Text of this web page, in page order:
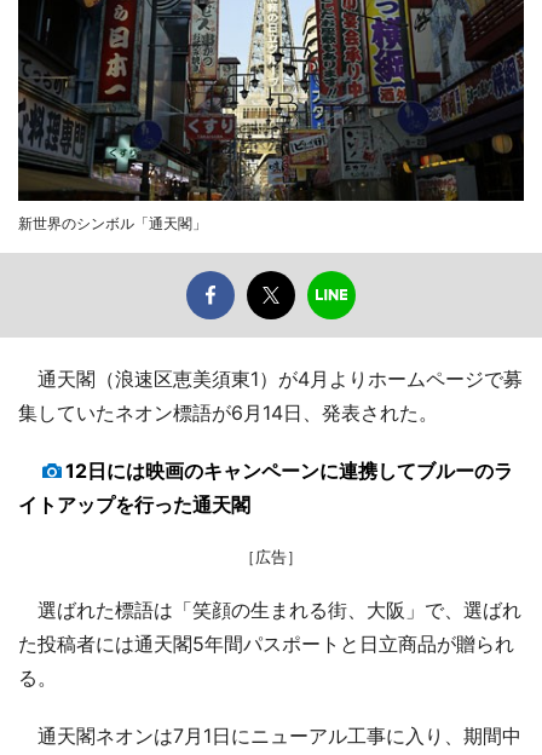
新世界のシンボル「通天閣」
通天閣（浪速区恵美須東1）が4月よりホームページで募
集していたネオン標語が6月14日、発表された。
12日には映画のキャンペーンに連携してブルーのラ
イトアップを行った通天閣
［広告］
選ばれた標語は「笑顔の生まれる街、大阪」で、選ばれ
た投稿者には通天閣5年間パスポートと日立商品が贈られ
る。
通天閣ネオンは7月1日にニューアル工事に入り、期間中